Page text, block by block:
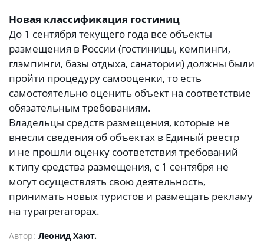
Новая классификация гостиниц
До 1 сентября текущего года все объекты
размещения в России (гостиницы, кемпинги,
глэмпинги, базы отдыха, санатории) должны были
пройти процедуру самооценки, то есть
самостоятельно оценить объект на соответствие
обязательным требованиям.
Владельцы средств размещения, которые не
внесли сведения об объектах в Единый реестр
и не прошли оценку соответствия требований
к типу средства размещения, с 1 сентября не
могут осуществлять свою деятельность,
принимать новых туристов и размещать рекламу
на турагрегаторах.
Автор: Леонид Хают.